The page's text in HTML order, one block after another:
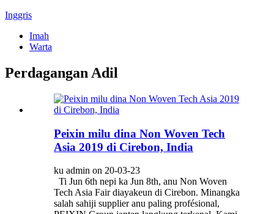
Inggris
Imah
Warta
Perdagangan Adil
Peixin milu dina Non Woven Tech
Asia 2019 di Cirebon, India
ku admin on 20-03-23
Ti Jun 6th nepi ka Jun 8th, anu Non Woven
Tech Asia Fair diayakeun di Cirebon. Minangka
salah sahiji supplier anu paling profésional,